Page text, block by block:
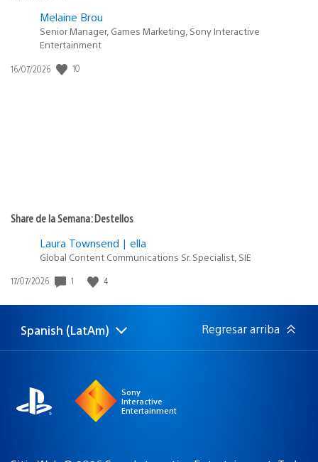
Melaine Brou
Senior Manager, Games Marketing, Sony Interactive
Entertainment
Fecha
16/07/2026 10
Share de la Semana: Destellos
Laura Townsend | ella
Global Content Communications Sr. Specialist, SIE
Fecha
publicación:
17/07/2026 1 4
Elige
Región
Spanish (LatAm) Regresar arriba
Sony
Interactive
Entertainment